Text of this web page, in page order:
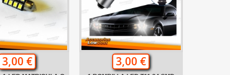
3,00 € 3,00 €